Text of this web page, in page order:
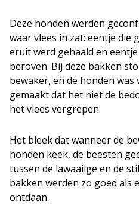
Deze honden werden
waar vlees in zat: eentje die
eruit werd gehaald en
beroven. Bij deze bakken
bewaker, en de honden
gemaakt dat het niet de
het vlees vergrepen.
Het bleek dat wanneer de
honden keek, de beesten
tussen de lawaaiige en de
bakken werden zo goed als
ontdaan.